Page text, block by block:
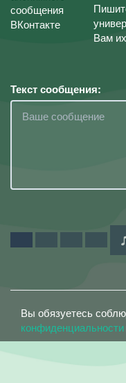
Вам
Текст сообщения:
Вы обязуетесь
конфиденциальности